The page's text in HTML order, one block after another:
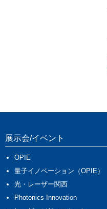
展示会/イベント
OPIE
量子イノベーション（OPIE）
光・レーザー関西
Photonics Innovation